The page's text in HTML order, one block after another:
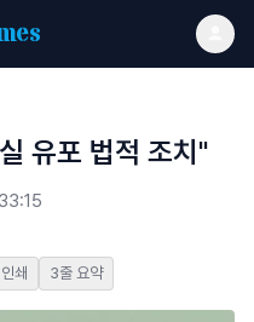
유포 법적 조치"
인쇄 3줄 요약